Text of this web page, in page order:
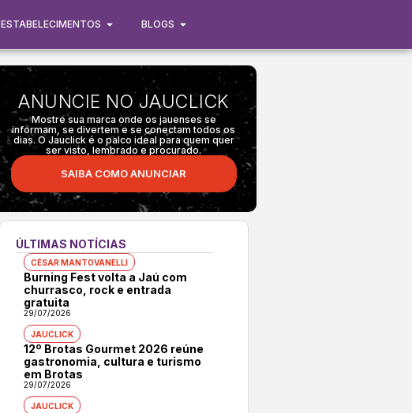
ESTABELECIMENTOS BLOGS
ANUNCIE NO JAUCLICK
Mostre sua marca onde os jauenses se
informam, se divertem e se conectam todos os
dias. O Jauclick é o palco ideal para quem quer
ser visto, lembrado e procurado.
SAIBA COMO ANUNCIAR
ÚLTIMAS NOTÍCIAS
CÉSAR MANTOVANELLI
Burning Fest volta a Jaú com
churrasco, rock e entrada
gratuita
29/07/2026
JAUCLICK
12º Brotas Gourmet 2026 reúne
gastronomia, cultura e turismo
em Brotas
29/07/2026
JAUCLICK